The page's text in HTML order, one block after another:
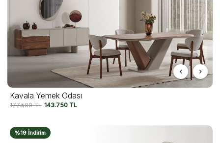
Kavala Yemek Odası
177.500TL 143.750 TL
%19 İndirim